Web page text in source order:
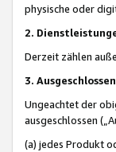
physische oder
2.
Derzeit zählen
3.
Ungeachtet der
ausgeschlossen
(a) jedes Produkt